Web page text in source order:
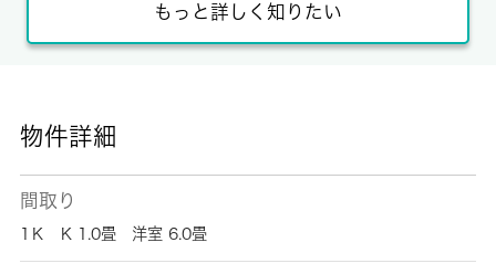
もっと詳しく知りたい
物件詳細
間取り
1Ｋ K 1.0畳 洋室 6.0畳